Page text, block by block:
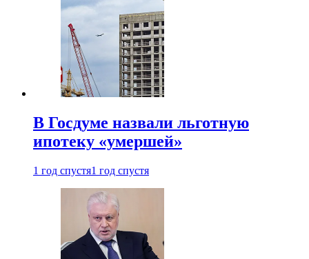
В Госдуме назвали льготную
ипотеку «умершей»
1 год спустя1 год спустя